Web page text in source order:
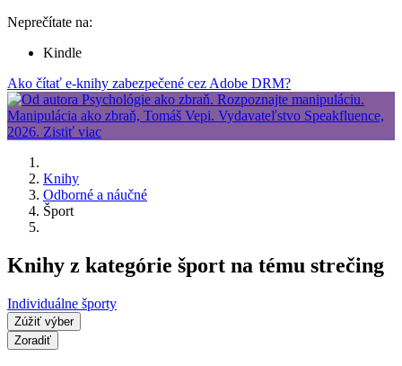
Neprečítate na:
Kindle
Ako čítať e-knihy zabezpečené cez Adobe DRM?
Knihy
Odborné a náučné
Šport
Knihy z kategórie šport na tému strečing
Individuálne športy
Zúžiť výber
Zoradiť